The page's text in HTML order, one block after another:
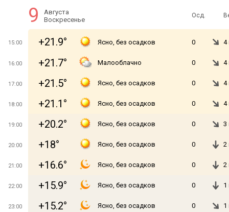
9
Августа
Воскресенье
Осд.
15:00 +21.9° Ясно, без осадков 0 4
16:00 +21.7° Малооблачно 0 4
17:00 +21.5° Ясно, без осадков 0 4
18:00 +21.1° Ясно, без осадков 0 4
19:00 +20.2° Ясно, без осадков 0 3
20:00 +18° Ясно, без осадков 0 2
21:00 +16.6° Ясно, без осадков 0 2
22:00 +15.9° Ясно, без осадков 0 1
23:00 +15.2° Ясно, без осадков 0 1